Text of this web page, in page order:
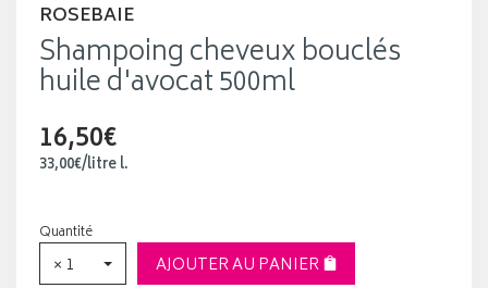
ROSEBAIE
Shampoing cheveux bouclés
huile d'avocat 500ml
16,50€
33,00€/litrel.
Quantité
× 1
AJOUTER AU PANIER